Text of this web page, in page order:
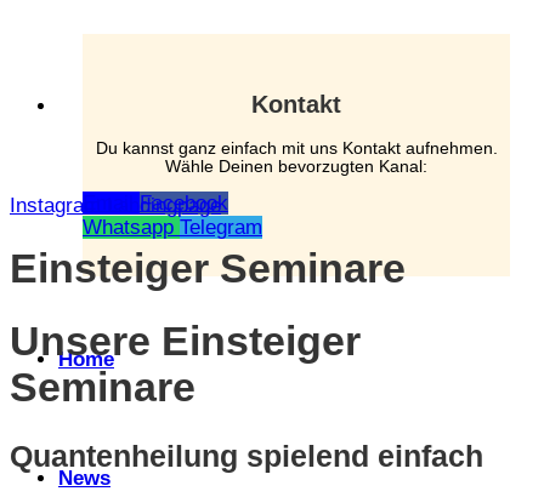
Kontakt
Du kannst ganz einfach mit uns Kontakt aufnehmen.
Wähle Deinen bevorzugten Kanal:
Facebook
Whatsapp Telegram
Home
News
Instagram Landingpage
Einsteiger Seminare
Unsere Einsteiger
Seminare
Quantenheilung spielend einfach